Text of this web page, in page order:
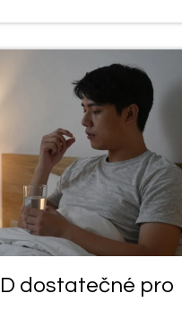
dostatečné pro